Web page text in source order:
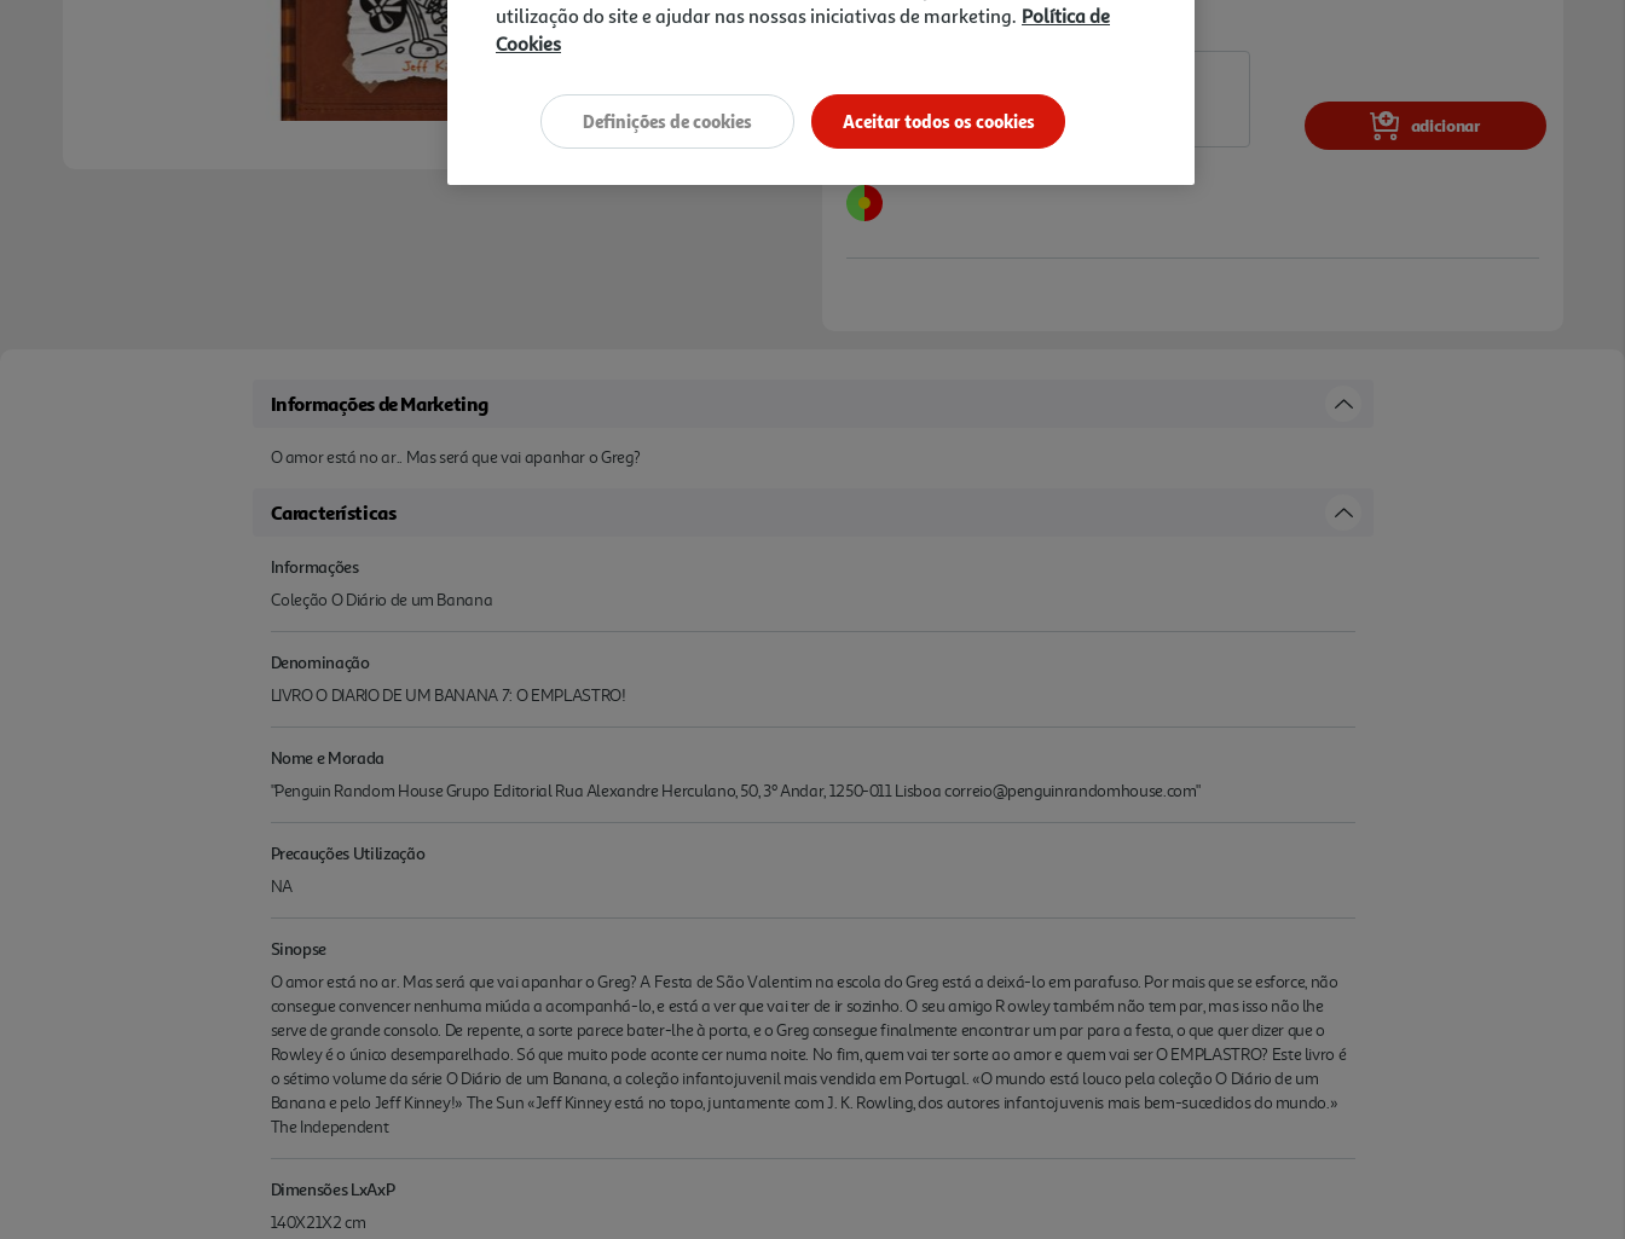
Notas de preparação
adicionar
Informações de Marketing
O amor está no ar.. Mas será que vai apanhar o Greg?
Características
Informações
Coleção O Diário de um Banana
Denominação
LIVRO O DIARIO DE UM BANANA 7: O EMPLASTRO!
Nome e Morada
"Penguin Random House Grupo Editorial Rua Alexandre Herculano, 50, 3º Andar, 1250-011 Lisboa correio@penguinrandomhouse.com"
Precauções Utilização
NA
Sinopse
O amor está no ar. Mas será que vai apanhar o Greg? A Festa de São Valentim na escola do Greg está a deixá-lo em parafuso. Por mais que se esforce, não
consegue convencer nenhuma miúda a acompanhá-lo, e está a ver que vai ter de ir sozinho. O seu amigo R owley também não tem par, mas isso não lhe
serve de grande consolo. De repente, a sorte parece bater-lhe à porta, e o Greg consegue finalmente encontrar um par para a festa, o que quer dizer que o
Rowley é o único desemparelhado. Só que muito pode aconte cer numa noite. No fim, quem vai ter sorte ao amor e quem vai ser O EMPLASTRO? Este livro é
o sétimo volume da série O Diário de um Banana, a coleção infantojuvenil mais vendida em Portugal. «O mundo está louco pela coleção O Diário de um
Banana e pelo Jeff Kinney!» The Sun «Jeff Kinney está no topo, juntamente com J. K. Rowling, dos autores infantojuvenis mais bem-sucedidos do mundo.»
The Independent
Dimensões LxAxP
140X21X2 cm
utilização do site e ajudar nas nossas iniciativas de marketing. Política de
Cookies
Aceitar todos os cookies
Definições de cookies